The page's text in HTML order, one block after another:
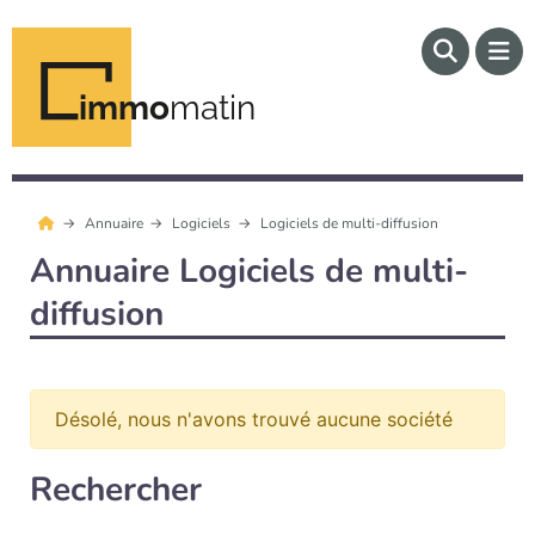
immomatin
Annuaire Logiciels Logiciels de multi-diffusion
Annuaire Logiciels de multi-
diffusion
Désolé, nous n'avons trouvé aucune société
Rechercher